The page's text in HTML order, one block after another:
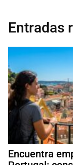
Entradas
Encuentra